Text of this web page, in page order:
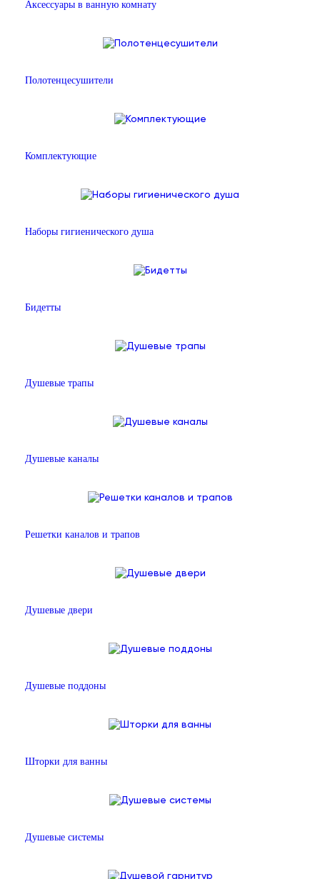
Аксессуары в ванную комнату
Полотенцесушители
Комплектующие
Наборы гигиенического душа
Бидетты
Душевые трапы
Душевые каналы
Решетки каналов и трапов
Душевые двери
Душевые поддоны
Шторки для ванны
Душевые системы